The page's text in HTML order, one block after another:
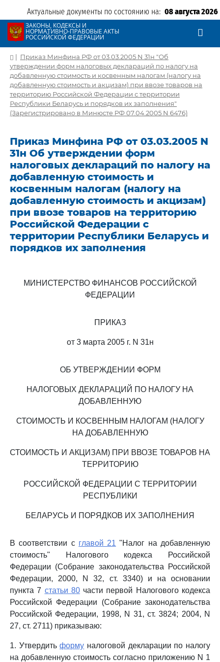
Актуальные документы по состоянию на: 08 августа 2026
ЗАКОНЫ, КОДЕКСЫ И
НОРМАТИВНО-ПРАВОВЫЕ АКТЫ
РОССИЙСКОЙ ФЕДЕРАЦИИ
| Приказ Минфина РФ от 03.03.2005 N 31н "Об
утверждении форм налоговых деклараций по налогу на
добавленную стоимость и косвенным налогам (налогу на
добавленную стоимость и акцизам) при ввозе товаров на
территорию Российской Федерации с территории
Республики Беларусь и порядков их заполнения"
(Зарегистрировано в Минюсте РФ 07.04.2005 N 6476)
Приказ Минфина РФ от 03.03.2005 N
31н Об утверждении форм
налоговых деклараций по налогу на
добавленную стоимость и
косвенным налогам (налогу на
добавленную стоимость и акцизам)
при ввозе товаров на территорию
Российской Федерации с
территории Республики Беларусь и
порядков их заполнения
МИНИСТЕРСТВО ФИНАНСОВ РОССИЙСКОЙ
ФЕДЕРАЦИИ
ПРИКАЗ
от 3 марта 2005 г. N 31н
ОБ УТВЕРЖДЕНИИ ФОРМ
НАЛОГОВЫХ ДЕКЛАРАЦИЙ ПО НАЛОГУ НА
ДОБАВЛЕННУЮ
СТОИМОСТЬ И КОСВЕННЫМ НАЛОГАМ (НАЛОГУ
НА ДОБАВЛЕННУЮ
СТОИМОСТЬ И АКЦИЗАМ) ПРИ ВВОЗЕ ТОВАРОВ НА
ТЕРРИТОРИЮ
РОССИЙСКОЙ ФЕДЕРАЦИИ С ТЕРРИТОРИИ
РЕСПУБЛИКИ
БЕЛАРУСЬ И ПОРЯДКОВ ИХ ЗАПОЛНЕНИЯ
В соответствии с главой 21 "Налог на добавленную
стоимость" Налогового кодекса Российской
Федерации (Собрание законодательства Российской
Федерации, 2000, N 32, ст. 3340) и на основании
пункта 7 статьи 80части первой Налогового кодекса
Российской Федерации (Собрание законодательства
Российской Федерации, 1998, N 31, ст. 3824; 2004, N
27, ст. 2711) приказываю:
1. Утвердитьформу налоговой декларации по налогу
на добавленную стоимость согласно приложению N 1